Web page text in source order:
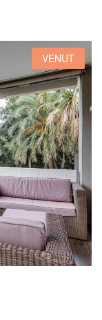
VENUT